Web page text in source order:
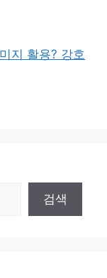
지 활용? 강호
검색